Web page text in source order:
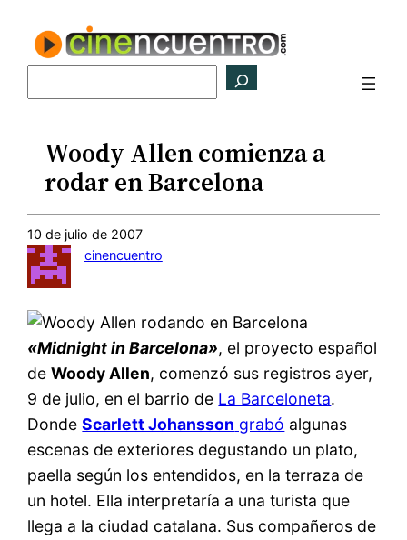
contenido
Woody Allen comienza a
rodar en Barcelona
10 de julio de 2007
cinencuentro
«Midnight in Barcelona», el proyecto español
deWoody Allen, comenzó sus registros ayer,
9 de julio, en el barrio de La Barceloneta.
DondeScarlett Johansson grabó algunas
escenas de exteriores degustando un plato,
paella según los entendidos, en la terraza de
un hotel. Ella interpretaría a una turista que
llega a la ciudad catalana. Sus compañeros de